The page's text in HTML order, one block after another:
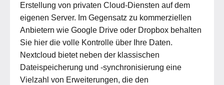
Erstellung von privaten Cloud-Diensten auf dem
eigenen Server. Im Gegensatz zu kommerziellen
Anbietern wie Google Drive oder Dropbox behalten
Sie hier die volle Kontrolle über Ihre Daten.
Nextcloud bietet neben der klassischen
Dateispeicherung und -synchronisierung eine
Vielzahl von Erweiterungen, die den